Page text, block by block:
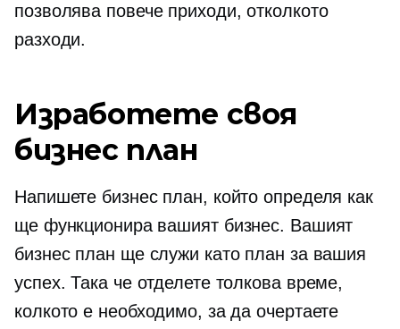
позволява повече приходи, отколкото
разходи.
Изработете своя
бизнес план
Напишете бизнес план, който определя как
ще функционира вашият бизнес. Вашият
бизнес план ще служи като план за вашия
успех. Така че отделете толкова време,
колкото е необходимо, за да очертаете